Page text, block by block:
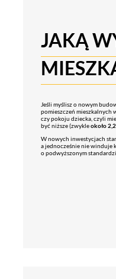
JAKĄ
Jeśli myślisz o nowym
pomieszczeń mieszkalnych
czy pokoju dziecka, czyli
być niższe (zwykleokoło
W nowych inwestycjach
a jednocześnie nie winduje
o podwyższonym